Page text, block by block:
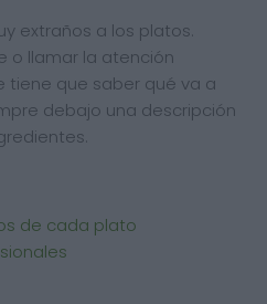
extraños a los platos.
o llamar la atención
tiene que saber qué va a
debajo una descripción
de cada plato